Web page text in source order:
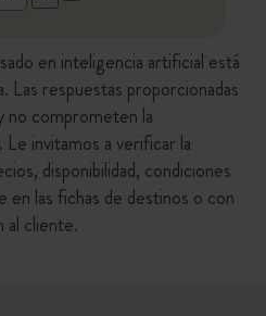
en inteligencia artificial está
Las respuestas proporcionadas
no comprometen la
invitamos a verificar la
disponibilidad, condiciones
las fichas de destinos o con
al cliente.